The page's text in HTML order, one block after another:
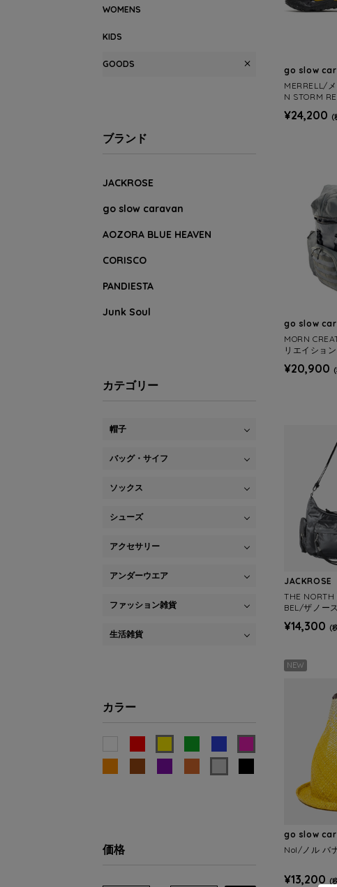
go slow
MERRELL/
N STORM
¥24,200 (
go slow
MORN
リエイショ
¥20,900
JACKROSE
THE NORTH
BEL/ザノー
G MINI
¥14,300 (
NEW
go slow
Nol/ノル バ
¥13,200 (
WOMENS
KIDS
GOODS
ブランド
JACKROSE
go slow caravan
AOZORA BLUE HEAVEN
CORISCO
PANDIESTA
Junk Soul
カテゴリー
帽子
バッグ・サイフ
ソックス
シューズ
アクセサリー
アンダーウエア
ファッション雑貨
生活雑貨
カラー
価格